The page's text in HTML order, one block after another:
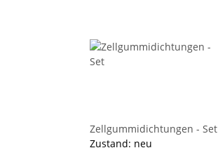
Zellgummidichtungen - Set
Zustand: neu